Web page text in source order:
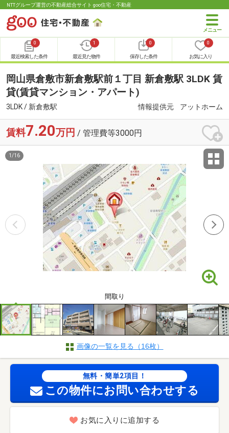
NTTグループ運営の不動産総合サイト goo住宅・不動産
0
最近検索した条件
1
最近見た物件
0
保存した条件
0
お気に入り
岡山県倉敷市新倉敷駅前１丁目 新倉敷駅 3LDK 賃
貸(賃貸マンション・アパート)
3LDK / 新倉敷駅 情報提供元 アットホーム
賃料7.20万円 / 管理費等3000円
間取り
1 /16
画像の一覧を見る（16枚）
無料・簡単2項目！
この物件にお問い合わせする
お気に入りに追加する